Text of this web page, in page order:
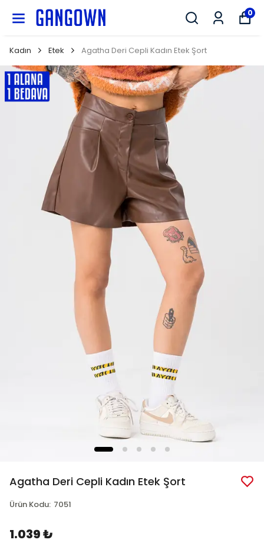
0
Kadın Etek Agatha Deri Cepli Kadın Etek Şort
Agatha Deri Cepli Kadın Etek Şort
Ürün Kodu: 7051
1.039 ₺